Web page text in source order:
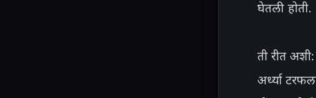
घेतली होती.
ती रीत
अर्ध्या